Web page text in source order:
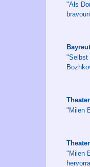
"Als
"Selbst
"Milen
"Milen